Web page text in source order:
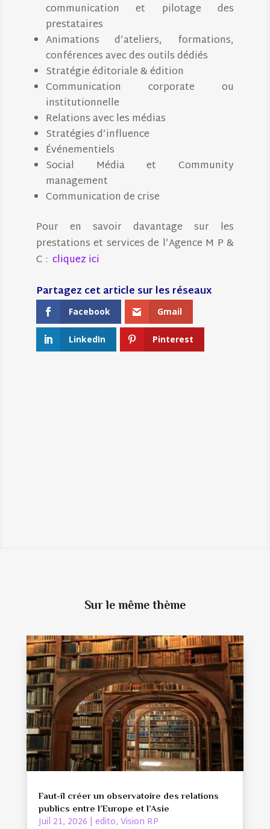
communication et pilotage des
prestataires
Animations d’ateliers, formations,
conférences avec des outils dédiés
Stratégie éditoriale & édition
Communication corporate ou
institutionnelle
Relations avec les médias
Stratégies d’influence
Événementiels
Social Média et Community
management
Communication de crise
Pour en savoir davantage sur les
prestations et services de l’Agence M P &
C : cliquez ici
Facebook Gmail
LinkedIn Pinterest
Sur le même thème
Faut-il créer un observatoire des relations
publics entre l’Europe et l’Asie
Juil 21, 2026 | edito, Vision RP